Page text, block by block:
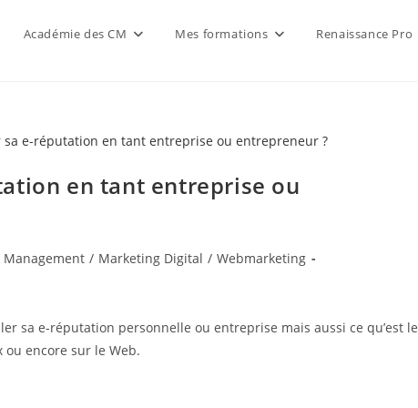
Académie des CM Mes formations Renaissance Pro
en tant entreprise ou
/ Marketing Digital / Webmarketing
sa e-réputation personnelle ou entreprise mais aussi ce qu’est le
ou encore sur le Web.